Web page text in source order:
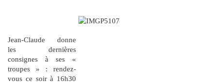
Jean-Claude
donne
les dernières
consignes à ses «
troupes » : rendez-
vous ce soir à 16h30